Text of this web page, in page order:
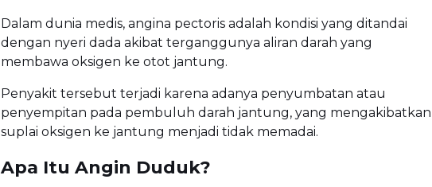
Dalam dunia medis, angina pectoris adalah kondisi yang ditandai
dengan nyeri dada akibat terganggunya aliran darah yang
membawa oksigen ke otot jantung.
Penyakit tersebut terjadi karena adanya penyumbatan atau
penyempitan pada pembuluh darah jantung, yang mengakibatkan
suplai oksigen ke jantung menjadi tidak memadai.
Apa Itu Angin Duduk?